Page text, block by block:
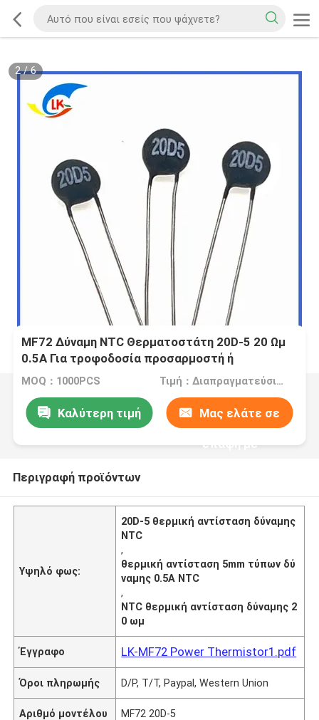
2/6
MF72 Δύναμη NTC Θερματοστάτη 20D-5 20 Ωμ
0.5A Για τροφοδοσία προσαρμοστή ή
τροφοδοσία διακόπτη LED
MOQ：1000PCS Τιμή：Διαπραγματεύσιμα
Καλύτερη τιμή Μας ελάτε σε
επαφή με
Περιγραφή προϊόντων
Υψηλό φως:
20D-5 θερμική αντίσταση δύναμης
NTC
,
θερμική αντίσταση 5mm τύπων δύ
ναμης 0.5A NTC
,
NTC θερμική αντίσταση δύναμης 2
0 ωμ
Έγγραφο LK-MF72 Power Thermistor1.pdf
Όροι πληρωμής D/P, T/T, Paypal, Western Union
Αριθμό μοντέλου MF72 20D-5